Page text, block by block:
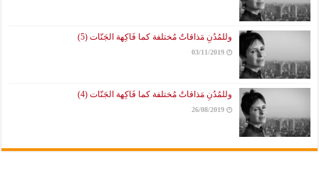
وللمُدُنِ مَذاقاتٌ مُختلفة كما فَاكِهة الجَنّات (5)
03/11/2019
وللمُدُنِ مَذاقاتٌ مُختلفة كما فَاكِهة الجَنّات (4)
26/08/2019